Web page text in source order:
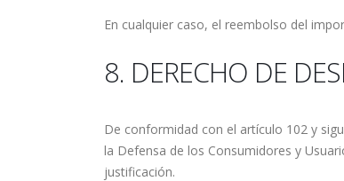
En cualquier caso, el reembolso del
8. DERECHO DE
De conformidad con el artículo 102 y
la Defensa de los Consumidores y
justificación.